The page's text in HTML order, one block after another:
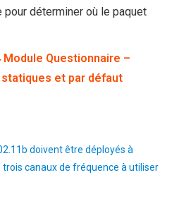
déterminer où le paquet
Module Questionnaire –
et par défaut
doivent être déployés à
canaux de fréquence à utiliser